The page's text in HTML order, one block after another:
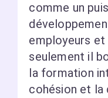
comme un
employeurs
seulement il
la formation
cohésion et la